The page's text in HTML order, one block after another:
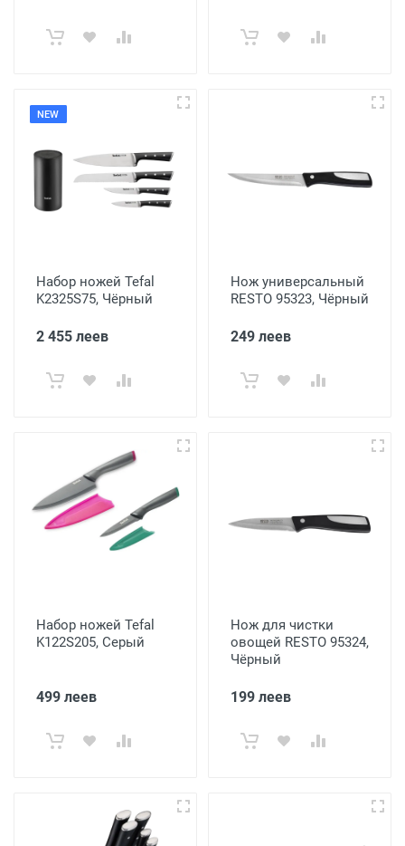
NEW
Набор ножей Tefal
K2325S75, Чёрный
2 455 леев
Нож универсальный
RESTO 95323, Чёрный
249 леев
Набор ножей Tefal
K122S205, Серый
499 леев
Нож для чистки
овощей RESTO 95324,
Чёрный
199 леев